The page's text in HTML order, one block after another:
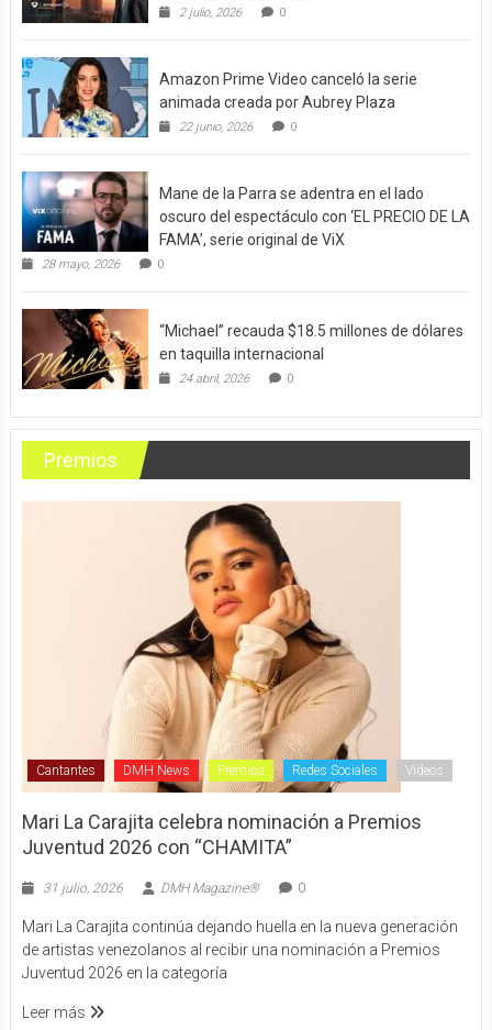
2 julio, 2026 0
Amazon Prime Video canceló la serie
animada creada por Aubrey Plaza
22 junio, 2026 0
Mane de la Parra se adentra en el lado
oscuro del espectáculo con ‘EL PRECIO DE LA
FAMA’, serie original de ViX
28 mayo, 2026 0
“Michael” recauda $18.5 millones de dólares
en taquilla internacional
24 abril, 2026 0
Premios
Cantantes DMH News Premios Redes Sociales Videos
Mari La Carajita celebra nominación a Premios
Juventud 2026 con “CHAMITA”
31 julio, 2026 DMH Magazine® 0
Mari La Carajita continúa dejando huella en la nueva generación
de artistas venezolanos al recibir una nominación a Premios
Juventud 2026 en la categoría
Leer más